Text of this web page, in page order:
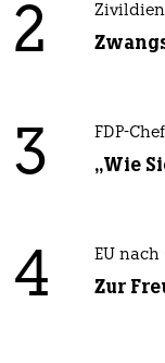
2
3 FDP-
„Wie
4 EU nach
Zur